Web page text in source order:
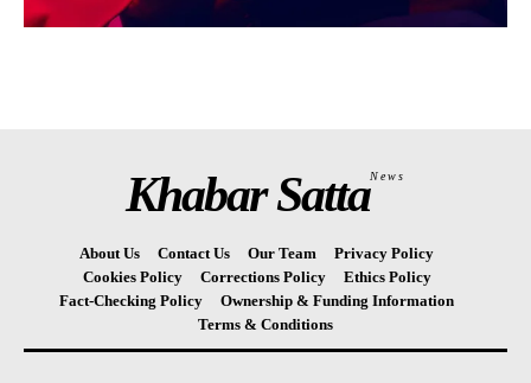
Khabar SattaNews
About Us Contact Us Our Team
Privacy Policy
Cookies Policy
Corrections Policy
Ethics Policy
Fact-Checking Policy
Ownership & Funding Information
Terms & Conditions